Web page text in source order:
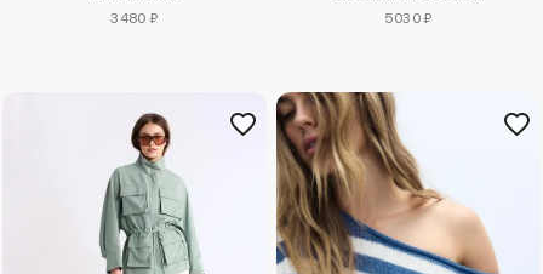
3480 ₽
5030 ₽